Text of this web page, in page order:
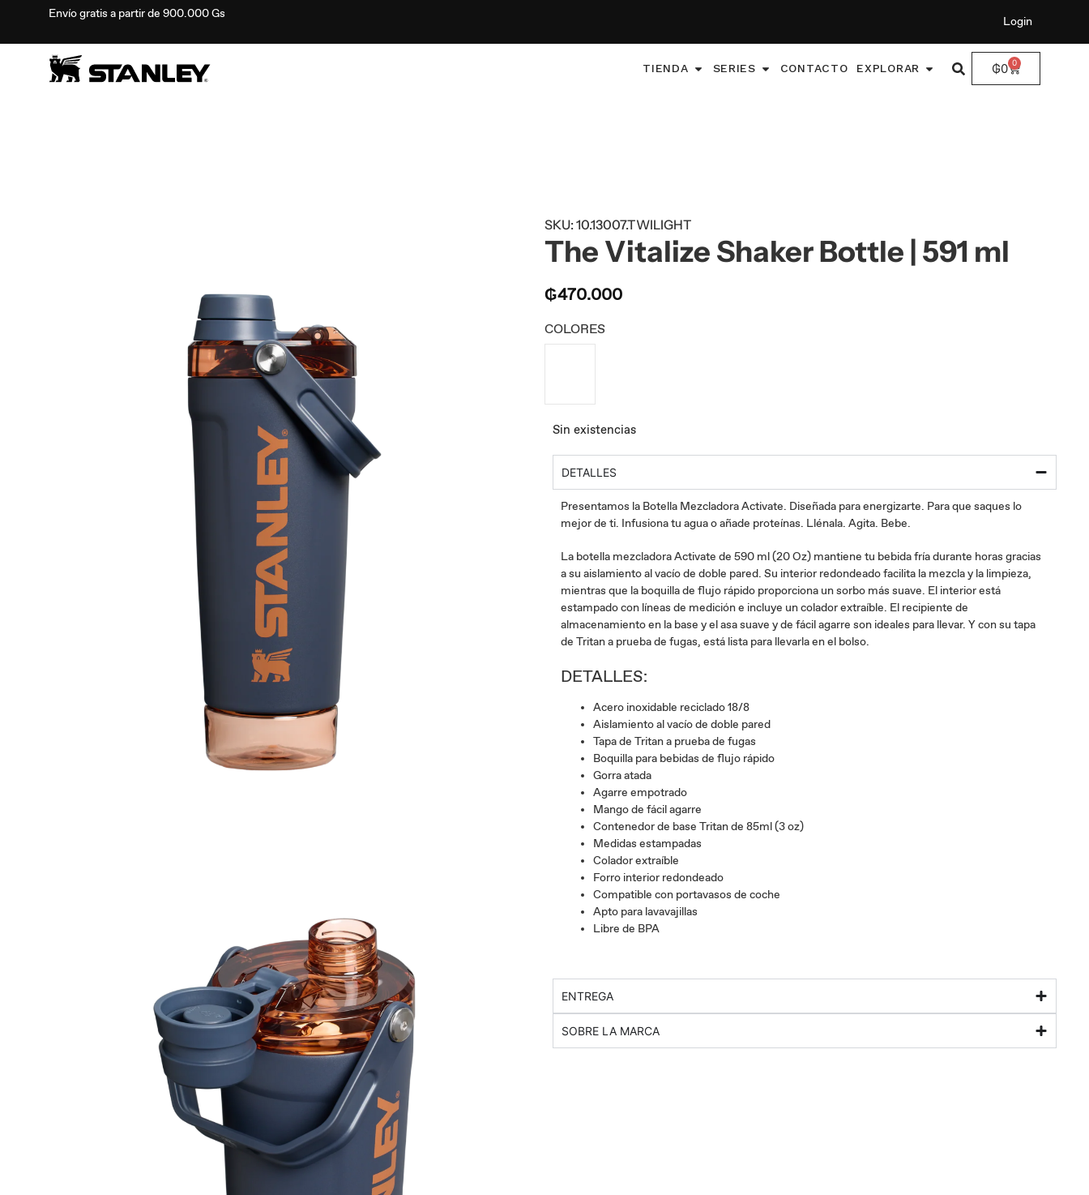
Envío gratis a partir de 900.000 Gs
Login
TIENDA SERIES CONTACTO EXPLORAR ₲0 0
SKU: 10.13007.TWILIGHT
The Vitalize Shaker Bottle | 591 ml
₲470.000
COLORES
Sin existencias
DETALLES
Presentamos la Botella Mezcladora Activate. Diseñada para energizarte. Para que saques lo
mejor de ti. Infusiona tu agua o añade proteínas. Llénala. Agita. Bebe.
La botella mezcladora Activate de 590 ml (20 Oz) mantiene tu bebida fría durante horas gracias
a su aislamiento al vacío de doble pared. Su interior redondeado facilita la mezcla y la limpieza,
mientras que la boquilla de flujo rápido proporciona un sorbo más suave. El interior está
estampado con líneas de medición e incluye un colador extraíble. El recipiente de
almacenamiento en la base y el asa suave y de fácil agarre son ideales para llevar. Y con su tapa
de Tritan a prueba de fugas, está lista para llevarla en el bolso.
DETALLES:
Acero inoxidable reciclado 18/8
Aislamiento al vacío de doble pared
Tapa de Tritan a prueba de fugas
Boquilla para bebidas de flujo rápido
Gorra atada
Agarre empotrado
Mango de fácil agarre
Contenedor de base Tritan de 85ml (3 oz)
Medidas estampadas
Colador extraíble
Forro interior redondeado
Compatible con portavasos de coche
Apto para lavavajillas
Libre de BPA
ENTREGA
SOBRE LA MARCA